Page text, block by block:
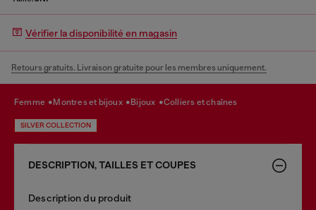
Vérifier la disponibilité en magasin
Retours gratuits. Livraison gratuite pour les membres uniquement.
femme montres et bijoux bijoux colliers et chaînes
SILVER COLLECTION
DESCRIPTION, TAILLES ET COUPES
Description du produit